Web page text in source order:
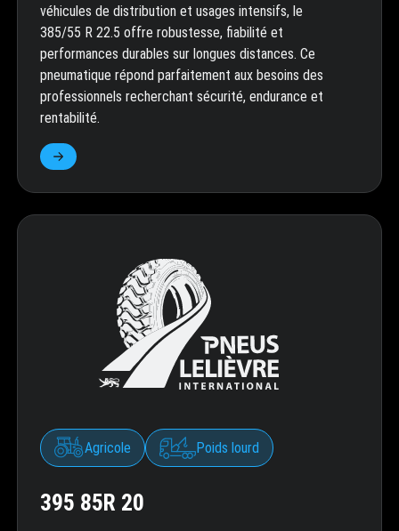
véhicules de distribution et usages intensifs, le
385/55 R 22.5 offre robustesse, fiabilité et
performances durables sur longues distances. Ce
pneumatique répond parfaitement aux besoins des
professionnels recherchant sécurité, endurance et
rentabilité.
Agricole Poids lourd
395 85R 20